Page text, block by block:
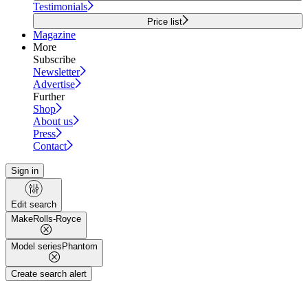
Testimonials
Price list
Magazine
More
Subscribe
Newsletter
Advertise
Further
Shop
About us
Press
Contact
Sign in
Edit search
MakeRolls-Royce
Model series Phantom
Create search alert